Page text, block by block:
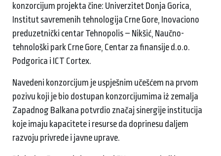
konzorcijum projekta čine: Univerzitet Donja Gorica,
Institut savremenih tehnologija Crne Gore, Inovaciono
preduzetnički centar Tehnopolis – Nikšić, Naučno-
tehnološki park Crne Gore, Centar za finansije d.o.o.
Podgorica i ICT Cortex.
Navedeni konzorcijum je uspješnim učešćem na prvom
pozivu koji je bio dostupan konzorcijumima iż zemalja
Zapadnog Balkana potvrdio značaj sinergije institucija
koje imaju kapacitete i resurse da doprinesu daljem
razvoju privrede i javne uprave.